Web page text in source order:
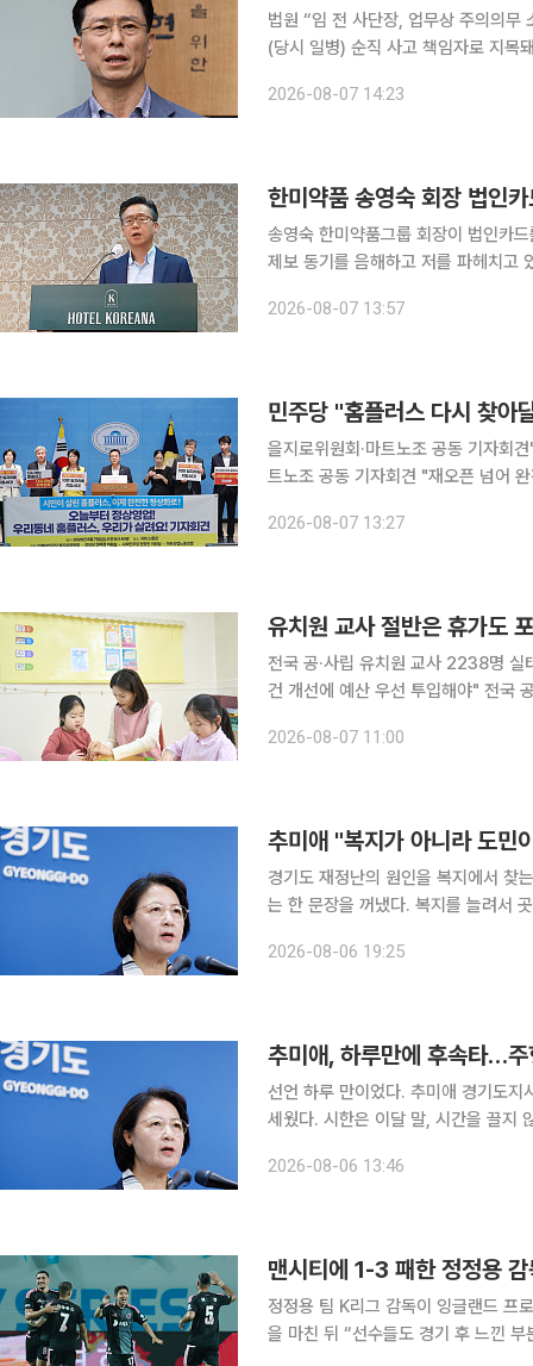
법원 “임 전 사단장, 업무상 주의의무 소홀
(당시 일병) 순직 사고 책임자로 지목
치사 혐의 등을 받는 임 전 사단장의
2026-08-07 14:23
한미약품 송영숙 회장 법인
송영숙 한미약품그룹 회장이 법인카
제보 동기를 음해하고 저를 파헤치고
대한 의혹을 제기한 경위에 대해 “한
2026-08-07 13:57
민주당 "홈플러스 다시 찾
을지로위원회·마트노조 공동 기자회견"재오
트노조 공동 기자회견 "재오픈 넘어 완전한 정상화까지
2026-08-07 13:27
유치원 교사 절반은 휴가도
전국 공·사립 유치원 교사 2238명 실
건 개선에 예산 우선 투입해야" 전국 공·사립 유치원 교사 2명 중 1명은 최근 1년간 보건휴가나 가족
2026-08-07 11:00
추미애 "복지가 아니라 도민
경기도 재정난의 원인을 복지에서 찾
는 한 문장을 꺼냈다. 복지를 늘려서
이 과도한 복지정책 때문이라고 말한
2026-08-06 19:25
추미애, 하루만에 후속타…
선언 하루 만이었다. 추미애 경기도지
세웠다. 시한은 이달 말, 시간을 끌지 않겠다는 신호다. 6일 이투데
체계를 구축하라고 지시했다. 취임한
2026-08-06 13:46
맨시티에 1-3 패한 정정용
정정용 팀 K리그 감독이 잉글랜드 프
을 마친 뒤 “선수들도 경기 후 느낀